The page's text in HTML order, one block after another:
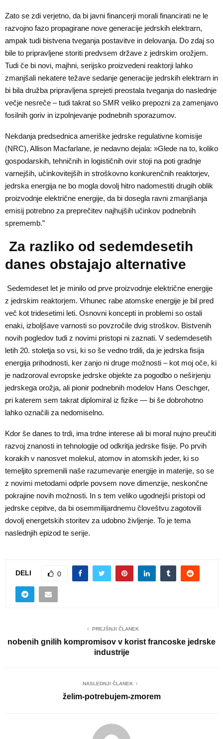
Zato se zdi verjetno, da bi javni financerji morali financirati ne le
razvojno fazo propagirane nove generacije jedrskih elektrarn,
ampak tudi bistvena tveganja postavitve in delovanja. Do zdaj so
bile to pripravljene storiti predvsem države z jedrskim orožjem.
Tudi če bi novi, majhni, serijsko proizvedeni reaktorji lahko
zmanjšali nekatere težave sedanje generacije jedrskih elektrarn in
bi bila družba pripravljena sprejeti preostala tveganja do naslednje
večje nesreče – tudi takrat so SMR veliko prepozni za zamenjavo
fosilnih goriv in izpolnjevanje podnebnih sporazumov.
Nekdanja predsednica ameriške jedrske regulativne komisije
(NRC), Allison Macfarlane, je nedavno dejala: »Glede na to, koliko
gospodarskih, tehničnih in logističnih ovir stoji na poti gradnje
varnejših, učinkovitejših in stroškovno konkurenčnih reaktorjev,
jedrska energija ne bo mogla dovolj hitro nadomestiti drugih oblik
proizvodnje električne energije, da bi dosegla ravni zmanjšanja
emisij potrebno za preprečitev najhujših učinkov podnebnih
sprememb.”
Za razliko od sedemdesetih
danes obstajajo alternative
Sedemdeset let je minilo od prve proizvodnje električne energije
z jedrskim reaktorjem. Vrhunec rabe atomske energije je bil pred
več kot tridesetimi leti. Osnovni koncepti in problemi so ostali
enaki, izboljšave varnosti so povzročile dvig stroškov. Bistvenih
novih pogledov tudi z novimi pristopi ni zaznati. V sedemdesetih
letih 20. stoletja so vsi, ki so še vedno trdili, da je jedrska fisija
energija prihodnosti, ker zanjo ni druge možnosti – kot moj oče, ki
je nadzoroval evropske jedrske objekte za pogodbo o neširjenju
jedrskega orožja, ali pionir podnebnih modelov Hans Oeschger,
pri katerem sem takrat diplomiral iz fizike — bi še dobrohotno
lahko označili za nedomiselno.
Kdor še danes to trdi, ima trdne interese ali bi moral nujno preučiti
razvoj znanosti in tehnologije od odkritja jedrske fisije. Po prvih
korakih v nanosvet molekul, atomov in atomskih jeder, ki so
temeljito spremenili naše razumevanje energije in materije, so se
z novimi metodami odprle povsem nove dimenzije, neskončne
pokrajine novih možnosti. In s tem veliko ugodnejši pristopi od
jedrske cepitve, da bi osemmilijardnemu človeštvu zagotovili
dovolj energetskih storitev za udobno življenje. To je tema
naslednjih epizod te serije.
DELI 0
PREJŠNJI ČLANEK
nobenih gnilih kompromisov v korist francoske jedrske
industrije
NASLEDNJI ČLANEK
želim-potrebujem-zmorem